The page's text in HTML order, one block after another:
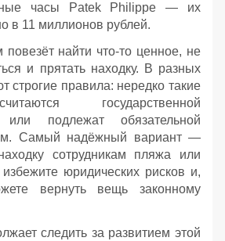
часы Patek Philippe — их
в 11 миллионов рублей.
найти что‑то ценное, не
и прятать находку. В разных
строгие правила: нередко такие
государственной
или подлежат обязательной
Самый надёжный вариант —
сотрудникам пляжа или
юридических рисков и,
вернуть вещь законному
следить за развитием этой